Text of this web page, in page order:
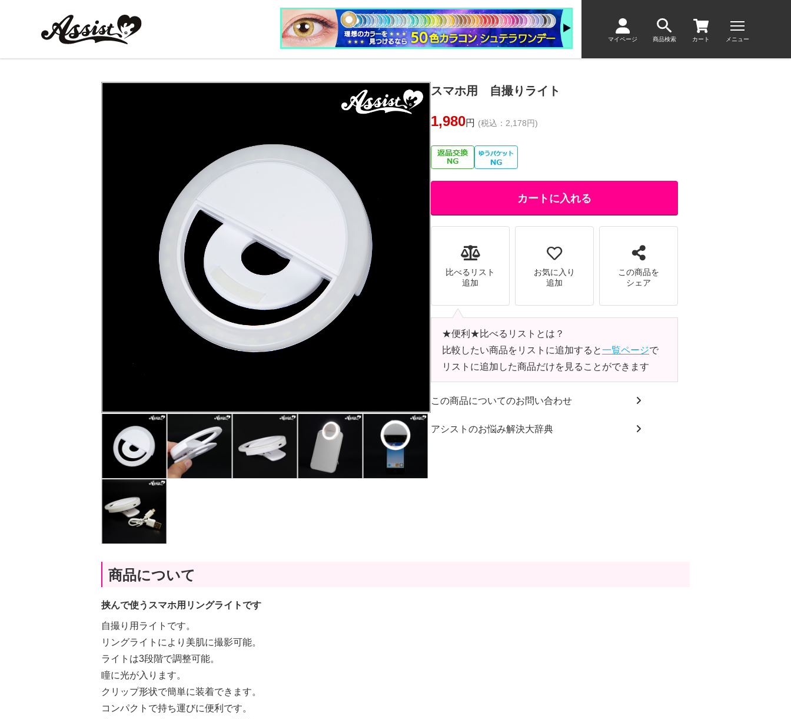
マイページ 商品検索 カート メニュー
スマホ用 自撮りライト
1,980円 (税込：2,178円)
カートに入れる
比べるリスト
追加
お気に入り
追加
この商品を
シェア
★便利★比べるリストとは？
比較したい商品をリストに追加すると一覧ページで
リストに追加した商品だけを見ることができます
この商品についてのお問い合わせ
アシストのお悩み解決大辞典
商品について
挟んで使うスマホ用リングライトです
自撮り用ライトです。
リングライトにより美肌に撮影可能。
ライトは3段階で調整可能。
瞳に光が入ります。
クリップ形状で簡単に装着できます。
コンパクトで持ち運びに便利です。